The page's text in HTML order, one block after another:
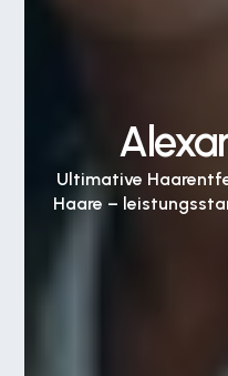
Ultimative
Haare –